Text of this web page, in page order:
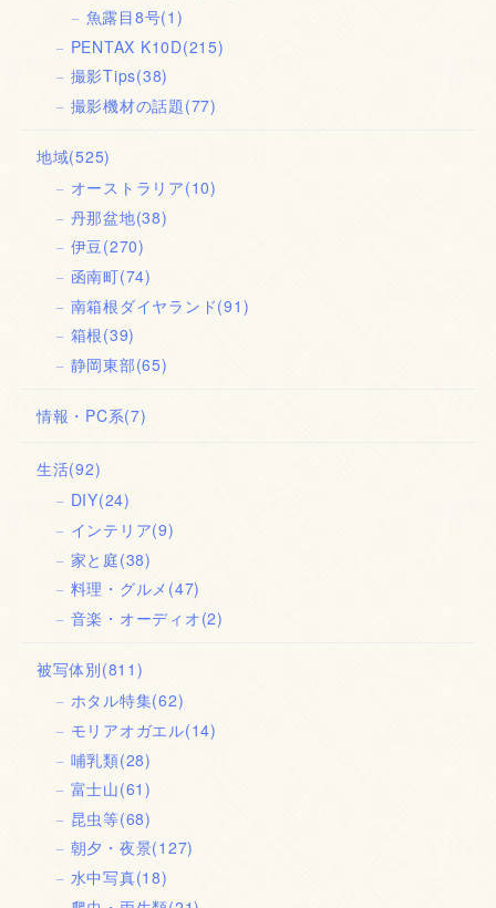
魚露目8号(1)
PENTAX K10D(215)
撮影Tips(38)
撮影機材の話題 (77)
地域(525)
オーストラリア(10)
丹那盆地(38)
伊豆(270)
函南町(74)
南箱根ダイヤランド(91)
箱根(39)
静岡東部(65)
情報・PC系(7)
生活(92)
DIY(24)
インテリア(9)
家と庭(38)
料理・グルメ (47)
音楽・オーディオ(2)
被写体別(811)
ホタル特集(62)
モリアオガエル(14)
哺乳類(28)
富士山(61)
昆虫等(68)
朝夕・夜景(127)
水中写真(18)